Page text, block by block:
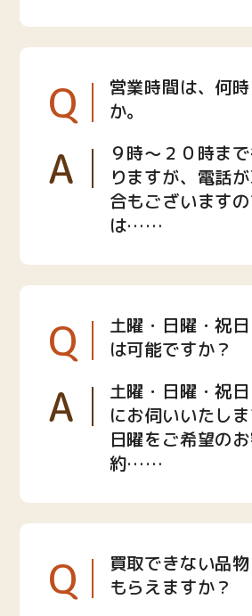
Q
営業時間は、何
か。
A
９時〜２０時ま
りますが、電話
合もございます
は……
Q
土曜・日曜・祝
は可能ですか？
A
土曜・日曜・祝
にお伺いいたし
日曜をご希望の
約……
Q
買取できない品
もらえますか？